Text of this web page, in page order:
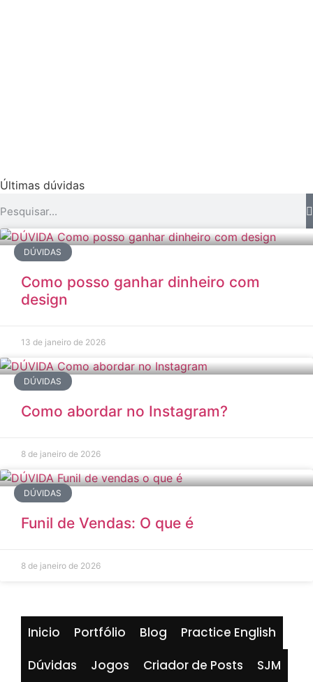
Últimas dúvidas
DÚVIDAS
Como posso ganhar dinheiro com
design
13 de janeiro de 2026
DÚVIDAS
Como abordar no Instagram?
8 de janeiro de 2026
DÚVIDAS
Funil de Vendas: O que é
8 de janeiro de 2026
Inicio Portfólio Blog
Practice English
Dúvidas
Jogos Criador de Posts SJM